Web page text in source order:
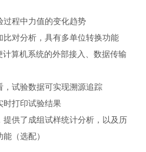
过程中力值的变化趋势
比对分析，具有多单位转换功能
计算机系统的外部接入、数据传输
，试验数据可实现溯源追踪
时打印试验结果
提供了成组试样统计分析，以及历
（选配）